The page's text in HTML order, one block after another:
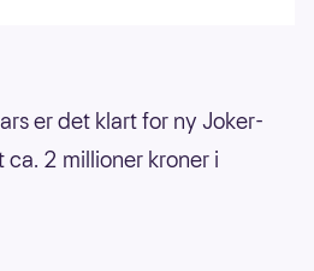
er det klart for ny Joker-
2 millioner kroner i